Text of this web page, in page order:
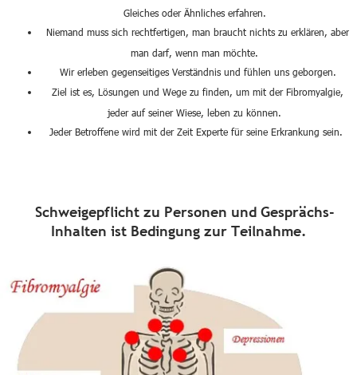
Gleiches oder Ähnliches erfahren.
Niemand muss sich rechtfertigen, man braucht nichts zu erklären, aber
man darf, wenn man möchte.
Wir erleben gegenseitiges Verständnis und fühlen uns geborgen.
Ziel ist es, Lösungen und Wege zu finden, um mit der Fibromyalgie,
jeder auf seiner Wiese, leben zu können.
Jeder Betroffene wird mit der Zeit Experte für seine Erkrankung sein.
Schweigepflicht zu Personen und Gesprächs-
Inhalten ist Bedingung zur Teilnahme.